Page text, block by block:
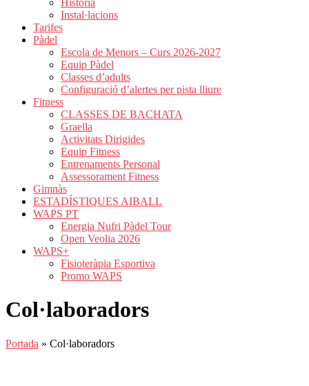
Història
Instal·lacions
Tarifes
Pàdel
Escola de Menors – Curs 2026-2027
Equip Pàdel
Classes d’adults
Configuració d’alertes per pista lliure
Fitness
CLASSES DE BACHATA
Graella
Activitats Dirigides
Equip Fitness
Entrenaments Personal
Assessorament Fitness
Gimnàs
ESTADÍSTIQUES AIBALL
WAPS PT
Energia Nufri Pàdel Tour
Open Veolia 2026
WAPS+
Fisioteràpia Esportiva
Promo WAPS
Col·laboradors
Portada » Col·laboradors